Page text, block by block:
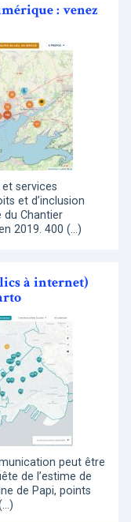
: venez
services
et d’inclusion
du Chantier
2019. 400 (…)
à internet)
peut être
de l’estime de
de Papi, points